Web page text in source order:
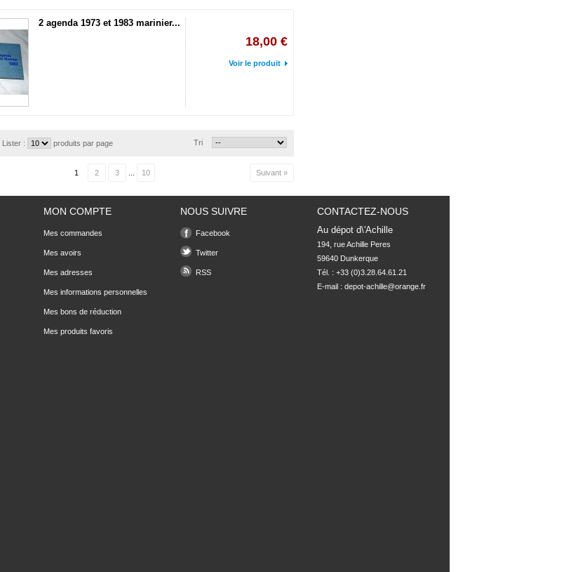
2 agenda 1973 et 1983 marinier...
18,00 €
Voir le produit
Tri
Lister : produits par page
1 2 3 10 Suivant »
MON COMPTE
Mes commandes
Mes avoirs
Mes adresses
Mes informations personnelles
Mes bons de réduction
Mes produits favoris
NOUS SUIVRE
Facebook
Twitter
RSS
CONTACTEZ-NOUS
Au dépot d\'Achille
194, rue Achille Peres
59640 Dunkerque
Tél. : +33 (0)3.28.64.61.21
E-mail : depot-achille@orange.fr